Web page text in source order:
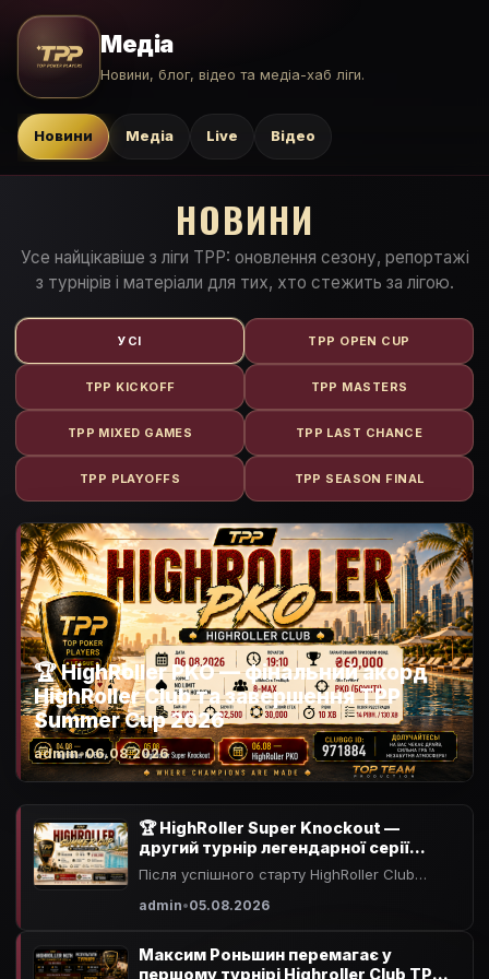
Медіа
Новини, блог, відео та медіа-хаб ліги.
Новини Медіа Live Відео
НОВИНИ
Усе найцікавіше з ліги TPP: оновлення сезону, репортажі
з турнірів і матеріали для тих, хто стежить за лігою.
УСІ TPP OPEN CUP
TPP KICKOFF TPP MASTERS
TPP MIXED GAMES TPP LAST CHANCE
TPP PLAYOFFS TPP SEASON FINAL
🏆 HighRoller PKO — фінальний акорд
HighRoller Club та завершення TPP
Summer Cup 2026
admin•06.08.2026
🏆 HighRoller Super Knockout —
другий турнір легендарної серії
HighRoller Club
Після успішного старту HighRoller Club
всіх поціновувачів великого покеру на
Knockout.
admin•05.08.2026
Максим Роньшин перемагає у
першому турнірі Highroller Club TPP